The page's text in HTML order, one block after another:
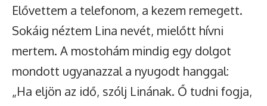
Elővettem a telefonom, a kezem remegett.
Sokáig néztem Lina nevét, mielőtt hívni
mertem. A mostohám mindig egy dolgot
mondott ugyanazzal a nyugodt hanggal:
„Ha eljön az idő, szólj Linának. Ő tudni fogja,